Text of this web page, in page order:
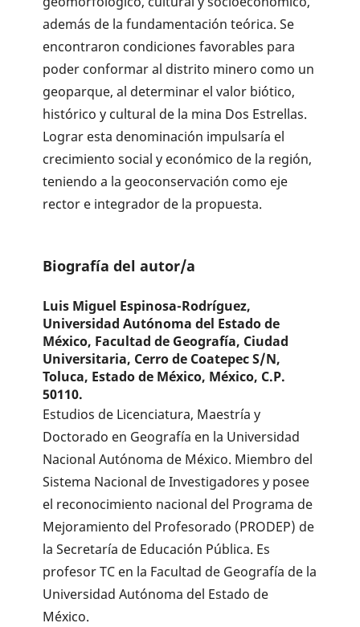
además de la fundamentación teórica. Se
encontraron condiciones favorables para
poder conformar al distrito minero como un
geoparque, al determinar el valor biótico,
histórico y cultural de la mina Dos Estrellas.
Lograr esta denominación impulsaría el
crecimiento social y económico de la región,
teniendo a la geoconservación como eje
rector e integrador de la propuesta.
Biografía del autor/a
Luis Miguel Espinosa-Rodríguez,
Universidad Autónoma del Estado de
México, Facultad de Geografía, Ciudad
Universitaria, Cerro de Coatepec S/N,
Toluca, Estado de México, México, C.P.
50110.
Estudios de Licenciatura, Maestría y
Doctorado en Geografía en la Universidad
Nacional Autónoma de México. Miembro del
Sistema Nacional de Investigadores y posee
el reconocimiento nacional del Programa de
Mejoramiento del Profesorado (PRODEP) de
la Secretaría de Educación Pública. Es
profesor TC en la Facultad de Geografía de la
Universidad Autónoma del Estado de
México.